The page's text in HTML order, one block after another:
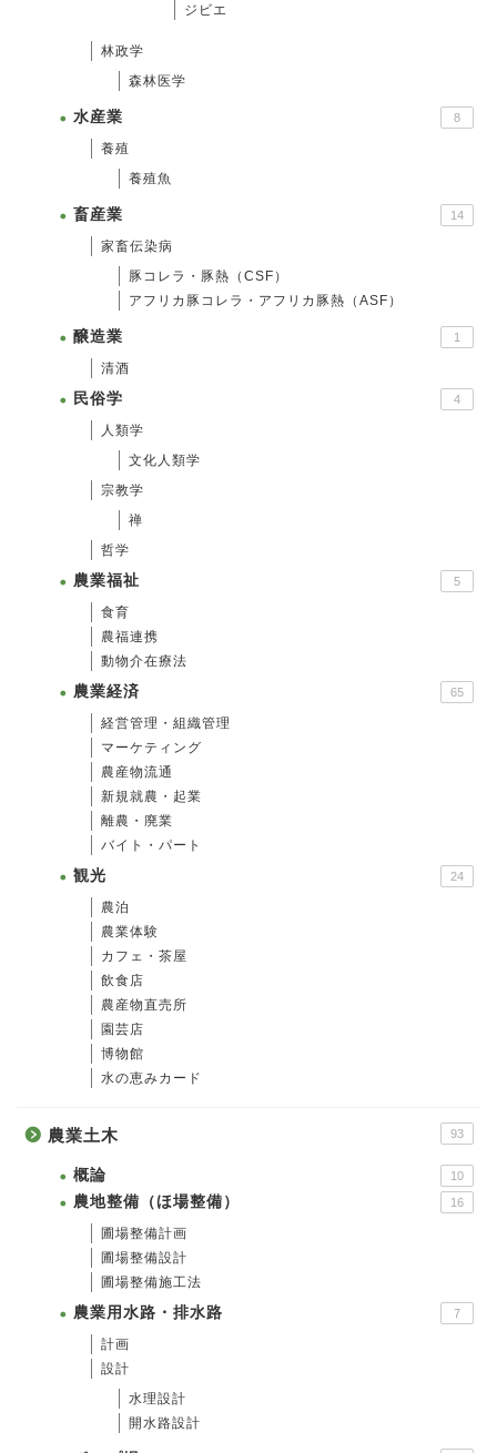
ジビエ
林政学
森林医学
水産業 8
養殖
養殖魚
畜産業 14
家畜伝染病
豚コレラ・豚熱（CSF）
アフリカ豚コレラ・アフリカ豚熱（ASF）
醸造業 1
清酒
民俗学 4
人類学
文化人類学
宗教学
禅
哲学
農業福祉 5
食育
農福連携
動物介在療法
農業経済 65
経営管理・組織管理
マーケティング
農産物流通
新規就農・起業
離農・廃業
バイト・パート
観光 24
農泊
農業体験
カフェ・茶屋
飲食店
農産物直売所
園芸店
博物館
水の恵みカード
農業土木 93
概論 10
農地整備（ほ場整備） 16
圃場整備計画
圃場整備設計
圃場整備施工法
農業用水路・排水路 7
計画
設計
水理設計
開水路設計